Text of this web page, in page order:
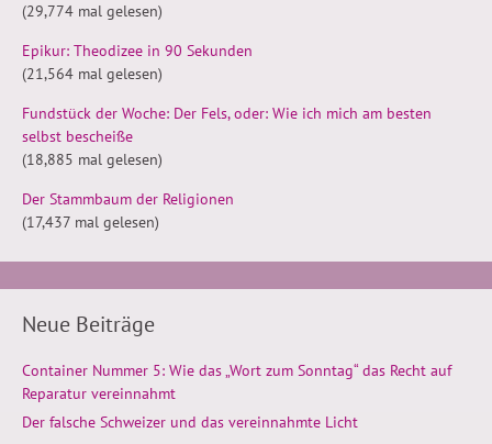
(29,774 mal gelesen)
Epikur: Theodizee in 90 Sekunden
(21,564 mal gelesen)
Fundstück der Woche: Der Fels, oder: Wie ich mich am besten
selbst bescheiße
(18,885 mal gelesen)
Der Stammbaum der Religionen
(17,437 mal gelesen)
Neue Beiträge
Container Nummer 5: Wie das „Wort zum Sonntag“ das Recht auf
Reparatur vereinnahmt
Der falsche Schweizer und das vereinnahmte Licht